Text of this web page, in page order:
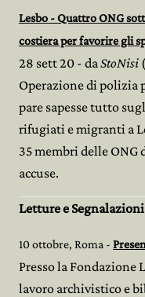
Lesbo - Quattro ONG
costiera per favorire gli
28 sett 20 - daStoNisi
Operazione di polizia
pare sapesse tutto
rifugiati e migranti a
35 membri delle ONG
accuse.
Letture e Segnalazioni
10 ottobre, Roma -
Presso la Fondazione
lavoro archivistico e